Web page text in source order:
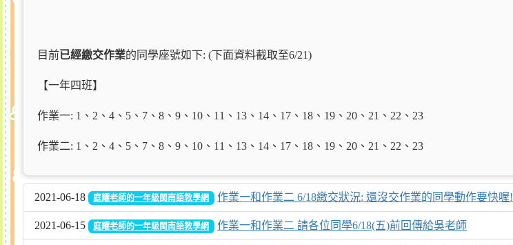
目前已經繳交作業的同學座號如下: (下面資料截取至6/21)
【一年四班】
作業一: 1 、2、4、5、7、8、9、10、11、13、14、17、18、19、20、21、22、23
作業二: 1 、2、4、5、7、8、9、10、11、13、14、17、18、19、20、21、22、23
2021-06-18 庭耀老師的一年級閩南語教學網 作業一和作業二 6/18繳交狀況: 還沒交作業的同學動作要快喔!
2021-06-15 庭耀老師的一年級閩南語教學網 作業一和作業二 請各位同學6/18(五)前回傳給吳老師